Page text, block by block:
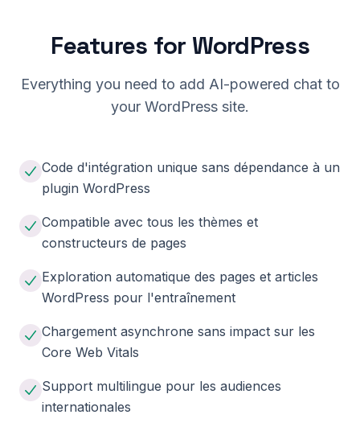
Features for WordPress
Everything you need to add AI-powered chat to
your WordPress site.
Code d'intégration unique sans dépendance à un
plugin WordPress
Compatible avec tous les thèmes et
constructeurs de pages
Exploration automatique des pages et articles
WordPress pour l'entraînement
Chargement asynchrone sans impact sur les
Core Web Vitals
Support multilingue pour les audiences
internationales